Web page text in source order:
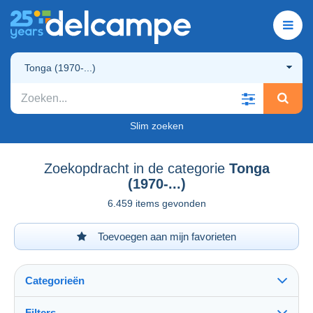
Tonga (1970-...)
Slim zoeken
Zoekopdracht in de categorie Tonga
(1970-...)
6.459 items gevonden
Toevoegen aan mijn favorieten
Categorieën